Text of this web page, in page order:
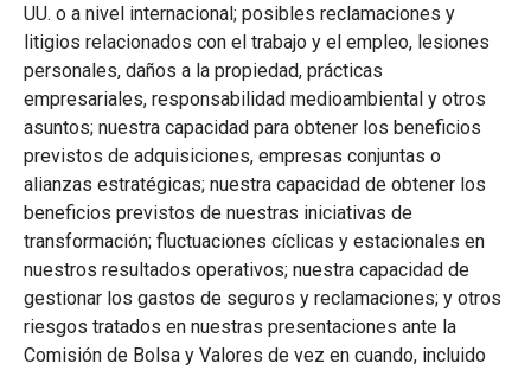
UU. o a nivel internacional; posibles reclamaciones y
litigios relacionados con el trabajo y el empleo, lesiones
personales, daños a la propiedad, prácticas
empresariales, responsabilidad medioambiental y otros
asuntos; nuestra capacidad para obtener los beneficios
previstos de adquisiciones, empresas conjuntas o
alianzas estratégicas; nuestra capacidad de obtener los
beneficios previstos de nuestras iniciativas de
transformación; fluctuaciones cíclicas y estacionales en
nuestros resultados operativos; nuestra capacidad de
gestionar los gastos de seguros y reclamaciones; y otros
riesgos tratados en nuestras presentaciones ante la
Comisión de Bolsa y Valores de vez en cuando, incluido